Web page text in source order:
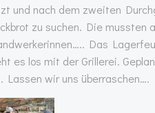
und nach dem zweiten
zu suchen. Die mussten
Das
es los mit der Grillerei.
wir uns überraschen….